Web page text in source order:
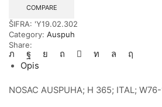
COMPARE
ŠIFRA: 'Y19.02.302
Category: Auspuh
Share:
Opis
NOSAC AUSPUHA; H 365; ITAL;